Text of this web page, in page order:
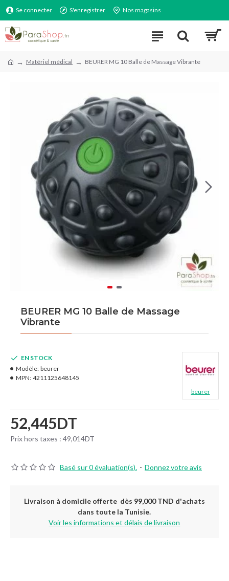
Se connecter S'enregistrer Nos magasins
Matériel médical BEURER MG 10 Balle de Massage Vibrante
BEURER MG 10 Balle de Massage
Vibrante
Basé sur 0 évaluation(s). - Donnez votre avis
52,445DT
Prix hors taxes : 49,014DT
EN STOCK
Modèle: beurer
MPN: 4211125648145
beurer
Livraison à domicile offerte dès 99,000 TND d'achats
dans toute la Tunisie.
Voir les informations et délais de livraison